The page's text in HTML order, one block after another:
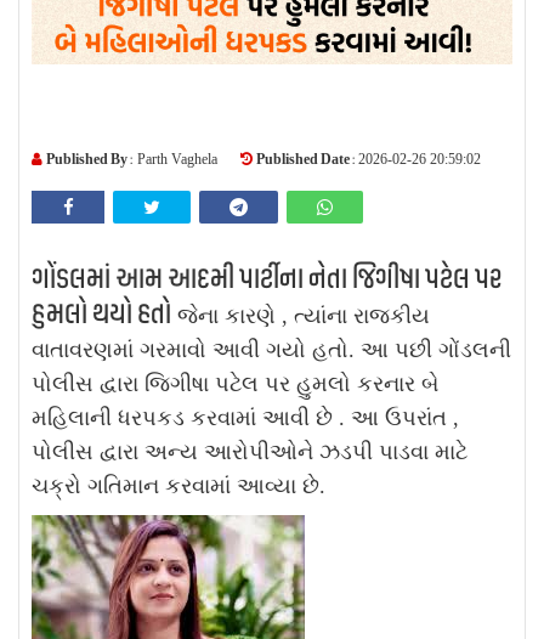
Published By : Parth Vaghela Published Date : 2026-02-26 20:59:02
ગોંડલમાં આમ આદમી પાર્ટીના નેતા જિગીષા પટેલ પર
હુમલો થયો હતો જેના કારણે , ત્યાંના રાજકીય
વાતાવરણમાં ગરમાવો આવી ગયો હતો. આ પછી ગોંડલની
પોલીસ દ્વારા જિગીષા પટેલ પર હુમલો કરનાર બે
મહિલાની ધરપકડ કરવામાં આવી છે . આ ઉપરાંત ,
પોલીસ દ્વારા અન્ય આરોપીઓને ઝડપી પાડવા માટે
ચક્રો ગતિમાન કરવામાં આવ્યા છે.